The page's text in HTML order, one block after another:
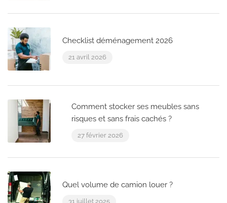
Checklist déménagement 2026
21 avril 2026
Comment stocker ses meubles sans
risques et sans frais cachés ?
27 février 2026
Quel volume de camion louer ?
31 juillet 2025